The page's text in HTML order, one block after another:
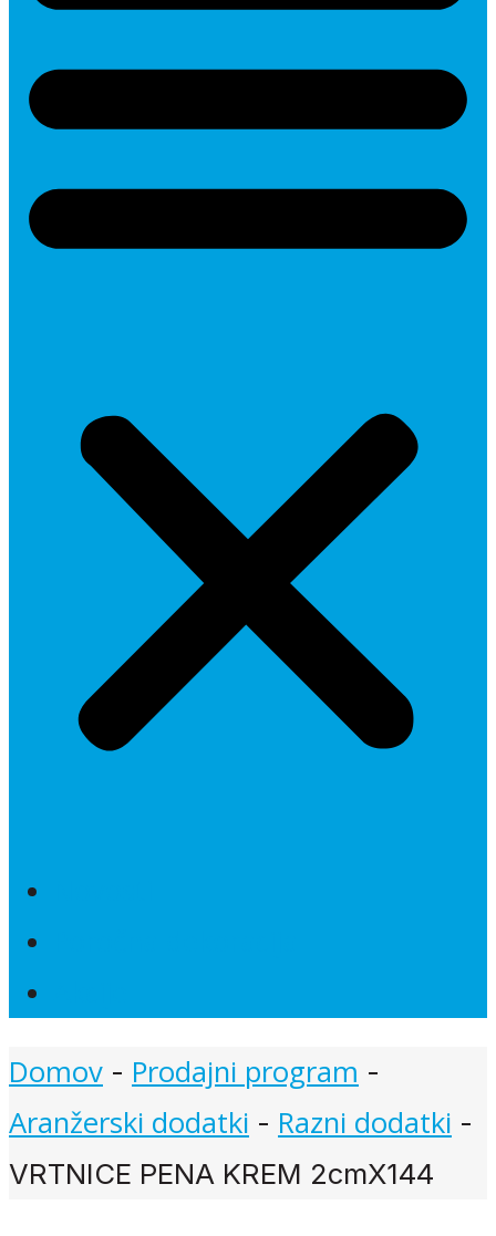
Domov - Prodajni program -
Aranžerski dodatki - Razni dodatki -
VRTNICE PENA KREM 2cmX144